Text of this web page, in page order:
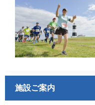
施設ご案内